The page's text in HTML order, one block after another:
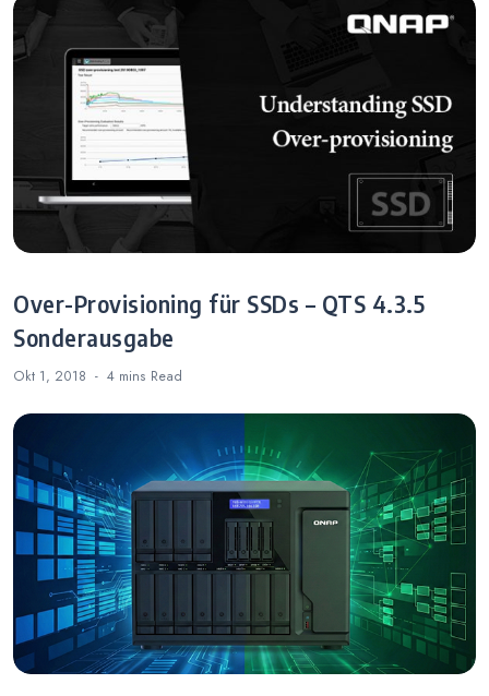
Over-Provisioning für SSDs – QTS 4.3.5
Sonderausgabe
Okt 1, 2018 4 mins Read